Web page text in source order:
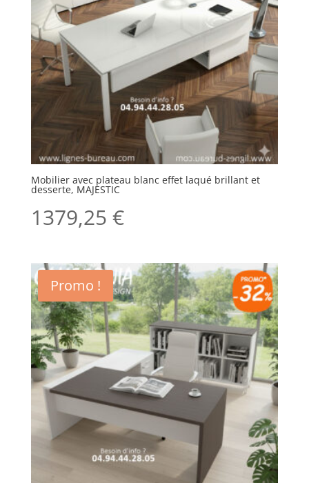
Mobilier avec plateau blanc effet laqué brillant et
desserte, MAJESTIC
1379,25 €
Promo !